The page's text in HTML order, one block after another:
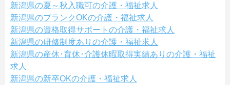
新潟県の夏～秋入職可の介護・福祉求人
新潟県のブランクOKの介護・福祉求人
新潟県の資格取得サポートの介護・福祉求人
新潟県の研修制度ありの介護・福祉求人
新潟県の産休･育休･介護休暇取得実績ありの介護・福祉
求人
新潟県の新卒OKの介護・福祉求人